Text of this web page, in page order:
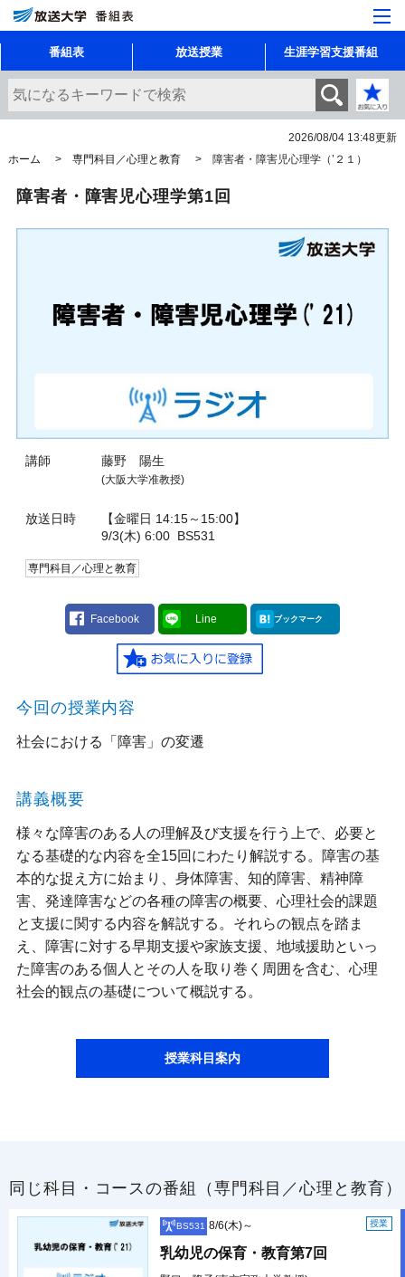
番組表 放送授業 生涯学習支援番組
2026/08/04 13:48更新
ホーム
専門科目／心理と教育 障害者・障害児心理学（’２１）
障害者・障害児心理学第1回
講師 藤野 陽生
(大阪大学准教授)
放送日時
【金曜日 14:15～15:00】
9/3(木) 6:00BS531
専門科目／心理と教育
Facebook Line ブックマーク
今回の授業内容
社会における「障害」の変遷
講義概要
様々な障害のある人の理解及び支援を行う上で、必要と
なる基礎的な内容を全15回にわたり解説する。障害の基
本的な捉え方に始まり、身体障害、知的障害、精神障
害、発達障害などの各種の障害の概要、心理社会的課題
と支援に関する内容を解説する。それらの観点を踏ま
え、障害に対する早期支援や家族支援、地域援助といっ
た障害のある個人とその人を取り巻く周囲を含む、心理
社会的観点の基礎について概説する。
授業科目案内
同じ科目・コースの番組（専門科目／心理と教育）
BS531 授業
8/6(木)～
乳幼児の保育・教育第7回